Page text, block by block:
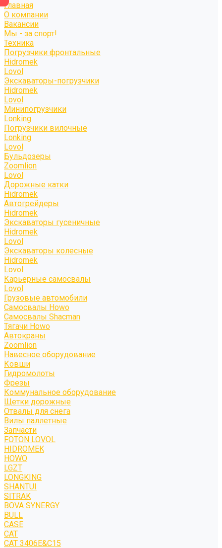
Главная
О компании
Вакансии
Мы - за спорт!
Техника
Погрузчики фронтальные
Hidromek
Lovol
Экскаваторы-погрузчики
Hidromek
Lovol
Минипогрузчики
Lonking
Погрузчики вилочные
Lonking
Lovol
Бульдозеры
Zoomlion
Lovol
Дорожные катки
Hidromek
Автогрейдеры
Hidromek
Экскаваторы гусеничные
Hidromek
Lovol
Экскаваторы колесные
Hidromek
Lovol
Карьерные самосвалы
Lovol
Грузовые автомобили
Самосвалы Howo
Самосвалы Shacman
Тягачи Howo
Автокраны
Zoomlion
Навесное оборудование
Ковши
Гидромолоты
Фрезы
Коммунальное оборудование
Щетки дорожные
Отвалы для снега
Вилы паллетные
Запчасти
FOTON LOVOL
HIDROMEK
HOWO
LGZT
LONGKING
SHANTUI
SITRAK
BOVA SYNERGY
BULL
CASE
CAT
CAT 3406E&C15